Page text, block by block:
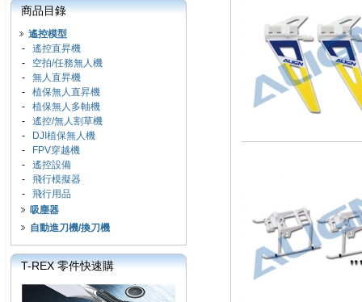
商品目錄
遙控模型
- 遙控直昇機
- 空拍/任務無人機
- 無人直昇機
- 植保無人直昇機
- 植保無人多軸機
- 遙控/無人割草機
-
DJI植保無人機
-
FPV穿越機
- 遙控設備
- 飛行模擬器
- 飛行用品
吸塵器
自動進刀機/換刀機
T-REX 零件快速購